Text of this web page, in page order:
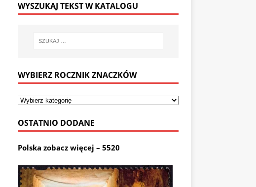
WYSZUKAJ TEKST W KATALOGU
WYBIERZ ROCZNIK ZNACZKÓW
OSTATNIO DODANE
Polska zobacz więcej – 5520